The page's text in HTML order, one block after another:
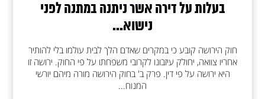
בעלות על דירה אשר ניתנה במתנה לפני
נישוא...
חוק הירושה קובע כי במקרים שאדם הלך לבית עולמו בלי להותיר
אחריו צוואה, יחולק עיזבונו לקרובי משפחתו על פי החוק. ירושה זו
היא ירושה על פי דין. פרק ב' בחוק הירושה מורה מיהם יורשי
המנוח...